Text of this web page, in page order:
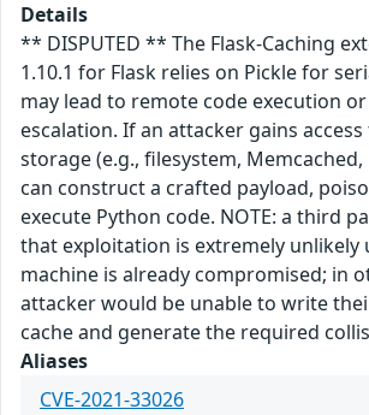
Details
** DISPUTED ** The Flask-Caching
1.10.1 for Flask relies on Pickle for
may lead to remote code execution
escalation. If an attacker gains access
storage (e.g., filesystem, Memcached,
can construct a crafted payload,
execute Python code. NOTE: a third
that exploitation is extremely unlikely
machine is already compromised; in
attacker would be unable to write
cache and generate the required
Aliases
CVE-2021-33026